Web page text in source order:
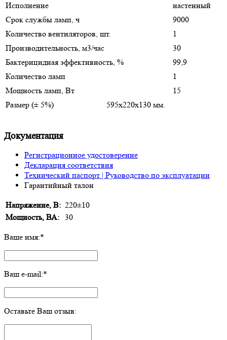
Исполнение
настенный
Срок службы ламп, ч
9000
Количество вентиляторов, шт.
1
Производительность, м3/час
30
Бактерицидная эффективность, %
99,9
Количество ламп
1
Мощность ламп, Вт
15
Размер (± 5%)
595х220х130 мм.
Документация
Регистрационное удостоверение
Декларация соответствия
Технический паспорт | Руководство по эксплуатации
Гарантийный талон
Напряжение, В: 220±10
Мощность, ВА: 30
Ваше имя:*
Ваш e-mail:*
Оставьте Ваш отзыв: